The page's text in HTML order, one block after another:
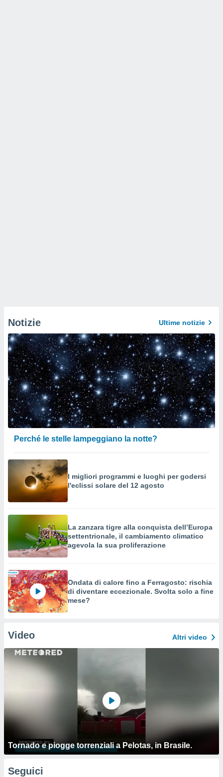
Notizie Ultime notizie
Perché le stelle lampeggiano la notte?
I migliori programmi e luoghi per godersi
l'eclissi solare del 12 agosto
La zanzara tigre alla conquista dell’Europa
settentrionale, il cambiamento climatico
agevola la sua proliferazione
Ondata di calore fino a Ferragosto: rischia
di diventare eccezionale. Svolta solo a fine
mese?
Video Altri video
Tornado e piogge torrenziali a Pelotas, in Brasile.
Seguici